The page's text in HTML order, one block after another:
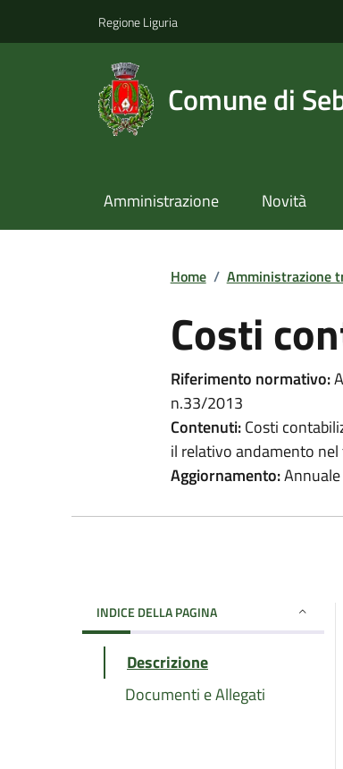
Regione Liguria
Comune di
Amministrazione Novità
Home / Amministrazione
Costi
Riferimento normativo:
n.33/2013
Contenuti:Costi
il relativo andamento
Aggiornamento:Annuale
INDICE DELLA PAGINA
Descrizione
Documenti e Allegati